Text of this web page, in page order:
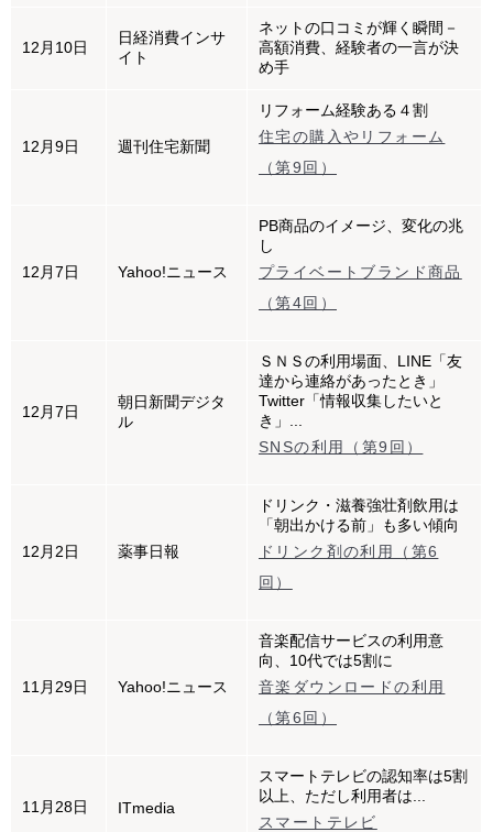
12月10日
日経消費インサ
イト
ネットの口コミが輝く瞬間－
高額消費、経験者の一言が決
め手
12月9日 週刊住宅新聞
リフォーム経験ある４割
住宅の購入やリフォーム
（第9回）
12月7日 Yahoo!ニュース
PB商品のイメージ、変化の兆
し
プライベートブランド商品
（第4回）
12月7日
朝日新聞デジタ
ル
ＳＮＳの利用場面、LINE「友
達から連絡があったとき」
Twitter「情報収集したいと
き」...
SNSの利用（第9回）
12月2日 薬事日報
ドリンク・滋養強壮剤飲用は
「朝出かける前」も多い傾向
ドリンク剤の利用（第6
回）
11月29日 Yahoo!ニュース
音楽配信サービスの利用意
向、10代では5割に
音楽ダウンロードの利用
（第6回）
11月28日 ITmedia
スマートテレビの認知率は5割
以上、ただし利用者は...
スマートテレビ